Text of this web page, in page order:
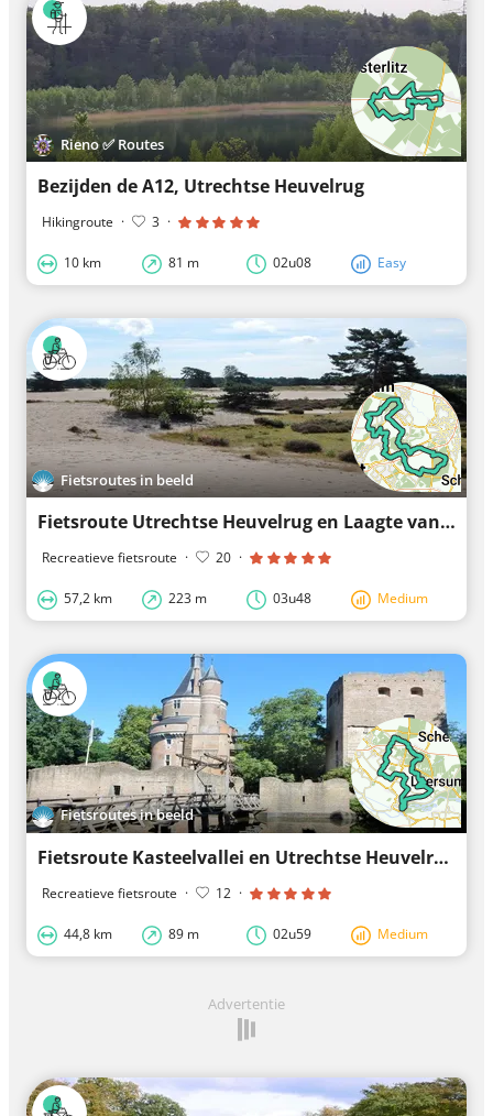
Rieno ✅ Routes
Bezijden de A12, Utrechtse Heuvelrug
Hikingroute · 3 ·
10 km 81 m 02u08 Easy
Fietsroutes in beeld
Fietsroute Utrechtse Heuvelrug en Laagte van Pijnenburg
Recreatieve fietsroute · 20 ·
57,2 km 223 m 03u48 Medium
Fietsroutes in beeld
Fietsroute Kasteelvallei en Utrechtse Heuvelrug
Recreatieve fietsroute · 12 ·
44,8 km 89 m 02u59 Medium
Advertentie